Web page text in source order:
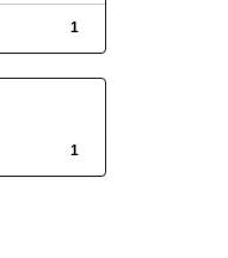
1
1